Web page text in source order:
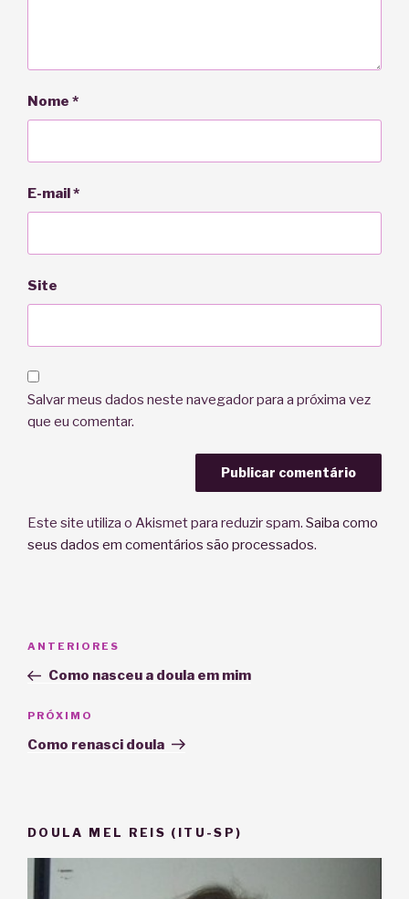
Nome *
E-mail*
Site
Salvar meus dados neste navegador para a próxima vez
que eu comentar.
Este site utiliza o Akismet para reduzir spam. Saiba como
seus dados em comentários são processados.
Post
Post
anterior
ANTERIORES
Como nasceu a doula em mim
Próximo
post
PRÓXIMO
Como renasci doula
DOULA MEL REIS (ITU-SP)